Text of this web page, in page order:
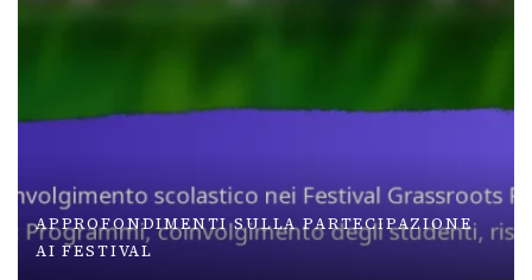
APPROFONDIMENTI SULLA PARTECIPAZIONE
AI FESTIVAL